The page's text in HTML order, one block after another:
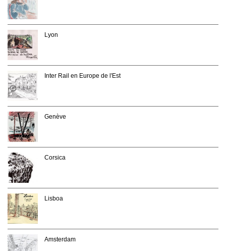
Lyon
Inter Rail en Europe de l'Est
Genève
Corsica
Lisboa
Amsterdam